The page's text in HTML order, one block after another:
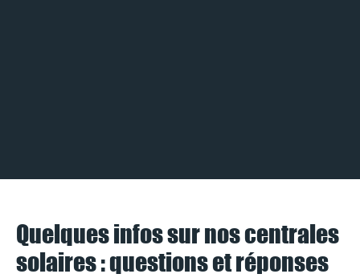
Quelques infos sur nos centrales
solaires : questions et réponses